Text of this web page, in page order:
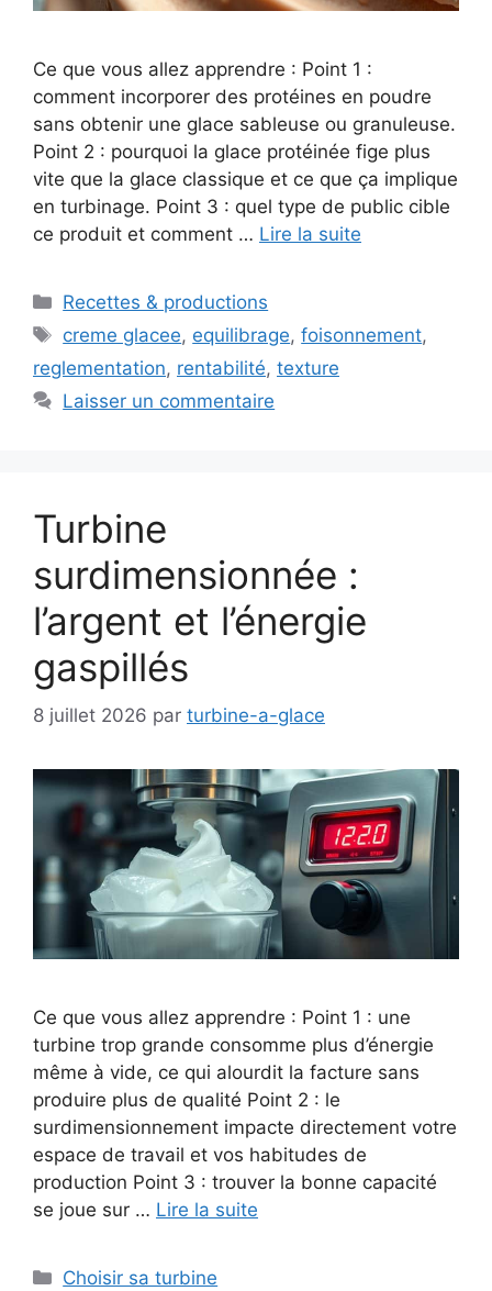
Ce que vous allez apprendre : Point 1 :
comment incorporer des protéines en poudre
sans obtenir une glace sableuse ou granuleuse.
Point 2 : pourquoi la glace protéinée fige plus
vite que la glace classique et ce que ça implique
en turbinage. Point 3 : quel type de public cible
ce produit et comment … Lire la suite
Catégories
Recettes & productions
Étiquettes
creme glacee, equilibrage,foisonnement,
reglementation, rentabilité, texture
Laisser un commentaire
Turbine
surdimensionnée :
l’argent et l’énergie
gaspillés
8 juillet 2026 par turbine-a-glace
Ce que vous allez apprendre : Point 1 : une
turbine trop grande consomme plus d’énergie
même à vide, ce qui alourdit la facture sans
produire plus de qualité Point 2 : le
surdimensionnement impacte directement votre
espace de travail et vos habitudes de
production Point 3 : trouver la bonne capacité
se joue sur … Lire la suite
Catégories
Choisir sa turbine